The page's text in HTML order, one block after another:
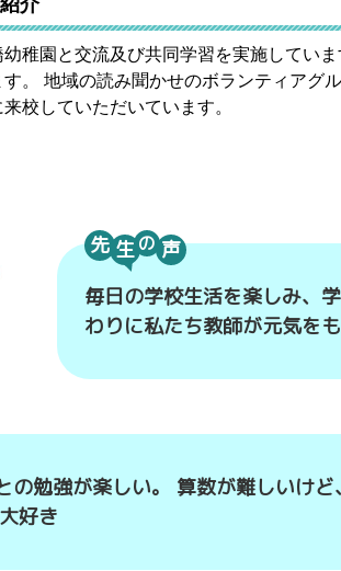
介
幼稚園と交流及び共同学習を実施してい
。 地域の読み聞かせのボランティアグ
校していただいています。
先 の
毎日の学校生活を楽しみ、
わりに私たち教師が元気を
の勉強が楽しい。 算数が難しいけ
好き